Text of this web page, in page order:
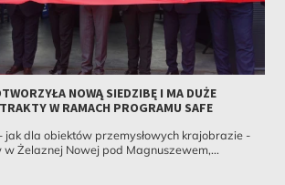
NOWĄ SIEDZIBĘ I MA DUŻE
W RAMACH PROGRAMU SAFE
jak dla obiektów przemysłowych krajobrazie -
Żelaznej Nowej pod Magnuszewem,...